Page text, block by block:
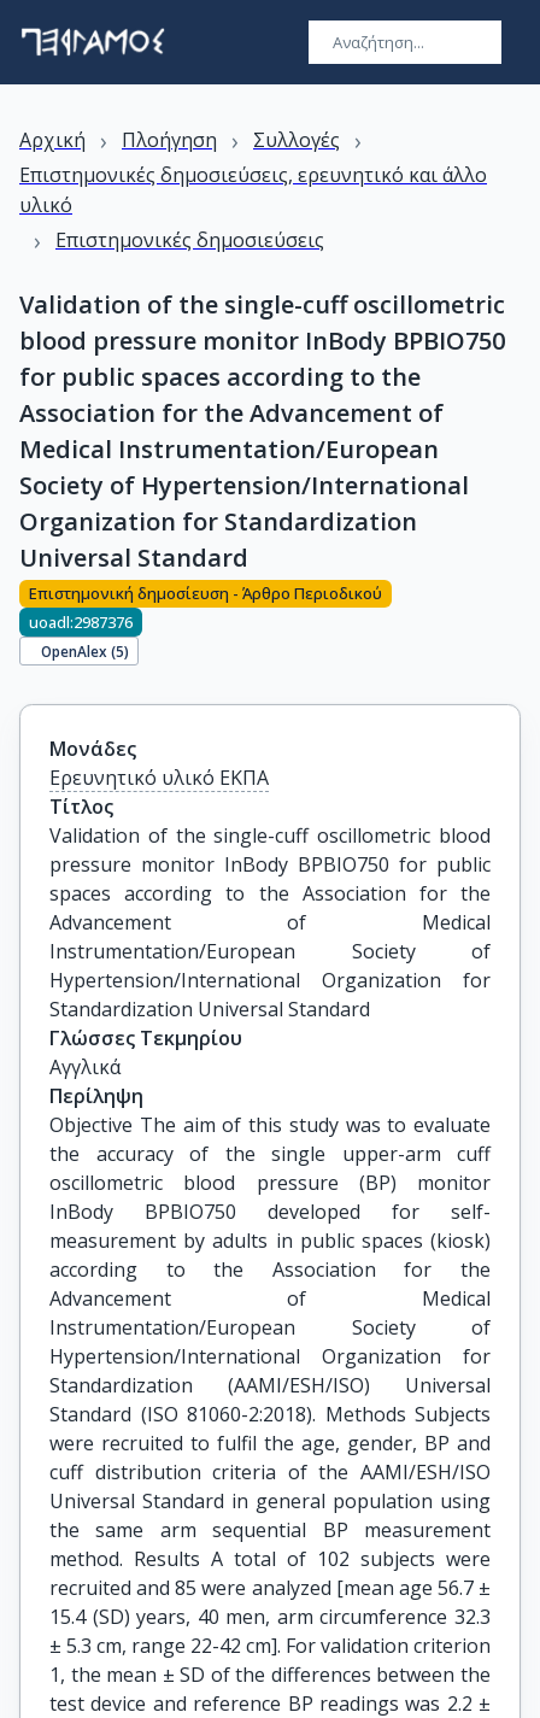
Αρχική › Πλοήγηση › Συλλογές ›
Επιστημονικές δημοσιεύσεις, ερευνητικό και άλλο
υλικό
› Επιστημονικές δημοσιεύσεις
Validation of the single-cuff oscillometric
blood pressure monitor InBody BPBIO750
for public spaces according to the
Association for the Advancement of
Medical Instrumentation/European
Society of Hypertension/International
Organization for Standardization
Universal Standard
Επιστημονική δημοσίευση - Άρθρο Περιοδικού
uoadl:2987376
OpenAlex (5)
Μονάδες
Ερευνητικό υλικό ΕΚΠΑ
Τίτλος
Validation of the single-cuff oscillometric blood
pressure monitor InBody BPBIO750 for public
spaces according to the Association for the
Advancement of Medical
Instrumentation/European Society of
Hypertension/International Organization for
Standardization Universal Standard
Γλώσσες Τεκμηρίου
Αγγλικά
Περίληψη
Objective The aim of this study was to evaluate
the accuracy of the single upper-arm cuff
oscillometric blood pressure (BP) monitor
InBody BPBIO750 developed for self-
measurement by adults in public spaces (kiosk)
according to the Association for the
Advancement of Medical
Instrumentation/European Society of
Hypertension/International Organization for
Standardization (AAMI/ESH/ISO) Universal
Standard (ISO 81060-2:2018). Methods Subjects
were recruited to fulfil the age, gender, BP and
cuff distribution criteria of the AAMI/ESH/ISO
Universal Standard in general population using
the same arm sequential BP measurement
method. Results A total of 102 subjects were
recruited and 85 were analyzed [mean age 56.7 ±
15.4 (SD) years, 40 men, arm circumference 32.3
± 5.3 cm, range 22-42 cm]. For validation criterion
1, the mean ± SD of the differences between the
test device and reference BP readings was 2.2 ±